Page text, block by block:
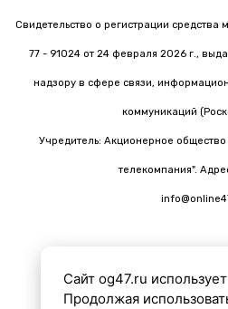
Свидетельство о регистрации
77 - 91024 от 24 февраля 2026 г.,
надзору в сфере связи,
коммуникаций
Учредитель: Акционерное
телекомпания".
Все материалы на сайте
Сайт og47.ru
Продолжая